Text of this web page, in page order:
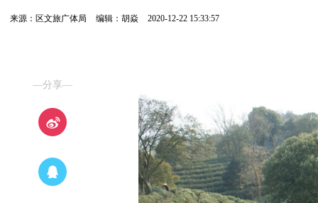
来源：区文旅广体局 编辑：胡焱 2020-12-22 15:33:57
—分享—